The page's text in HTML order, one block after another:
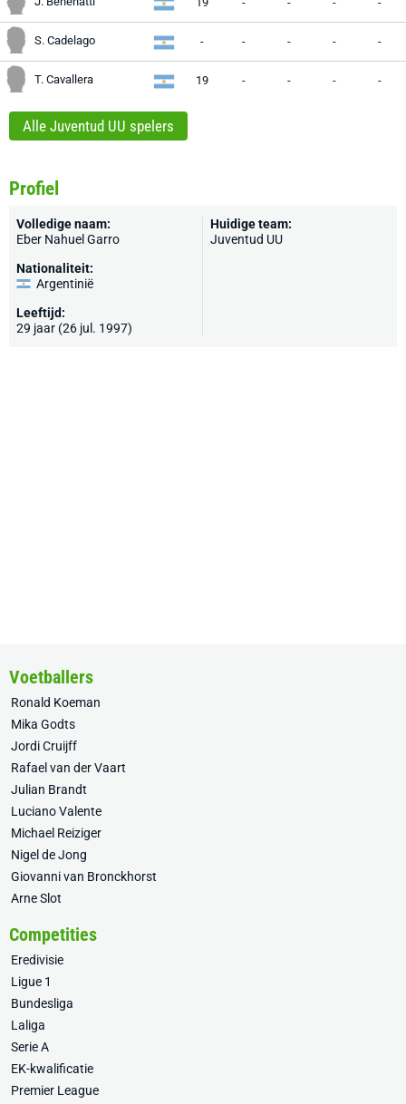
S. Cadelago - - - - -
T. Cavallera 19 - - - -
Alle Juventud UU spelers
Profiel
Volledige naam:
Eber Nahuel Garro
Nationaliteit:
Argentinië
Leeftijd:
29 jaar (26 jul. 1997)
Huidige team:
Juventud UU
Voetballers
Ronald Koeman
Mika Godts
Jordi Cruijff
Rafael van der Vaart
Julian Brandt
Luciano Valente
Michael Reiziger
Nigel de Jong
Giovanni van Bronckhorst
Arne Slot
Competities
Eredivisie
Ligue 1
Bundesliga
Laliga
Serie A
EK-kwalificatie
Premier League